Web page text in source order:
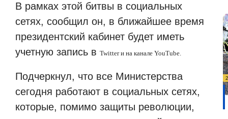
В рамках этой битвы в социальных
сетях, сообщил он, в ближайшее время
президентский кабинет будет иметь
учетную запись в Twitterи на канале YouTube.
Подчеркнул, что все Министерства
сегодня работают в социальных сетях,
которые, помимо защиты революции,